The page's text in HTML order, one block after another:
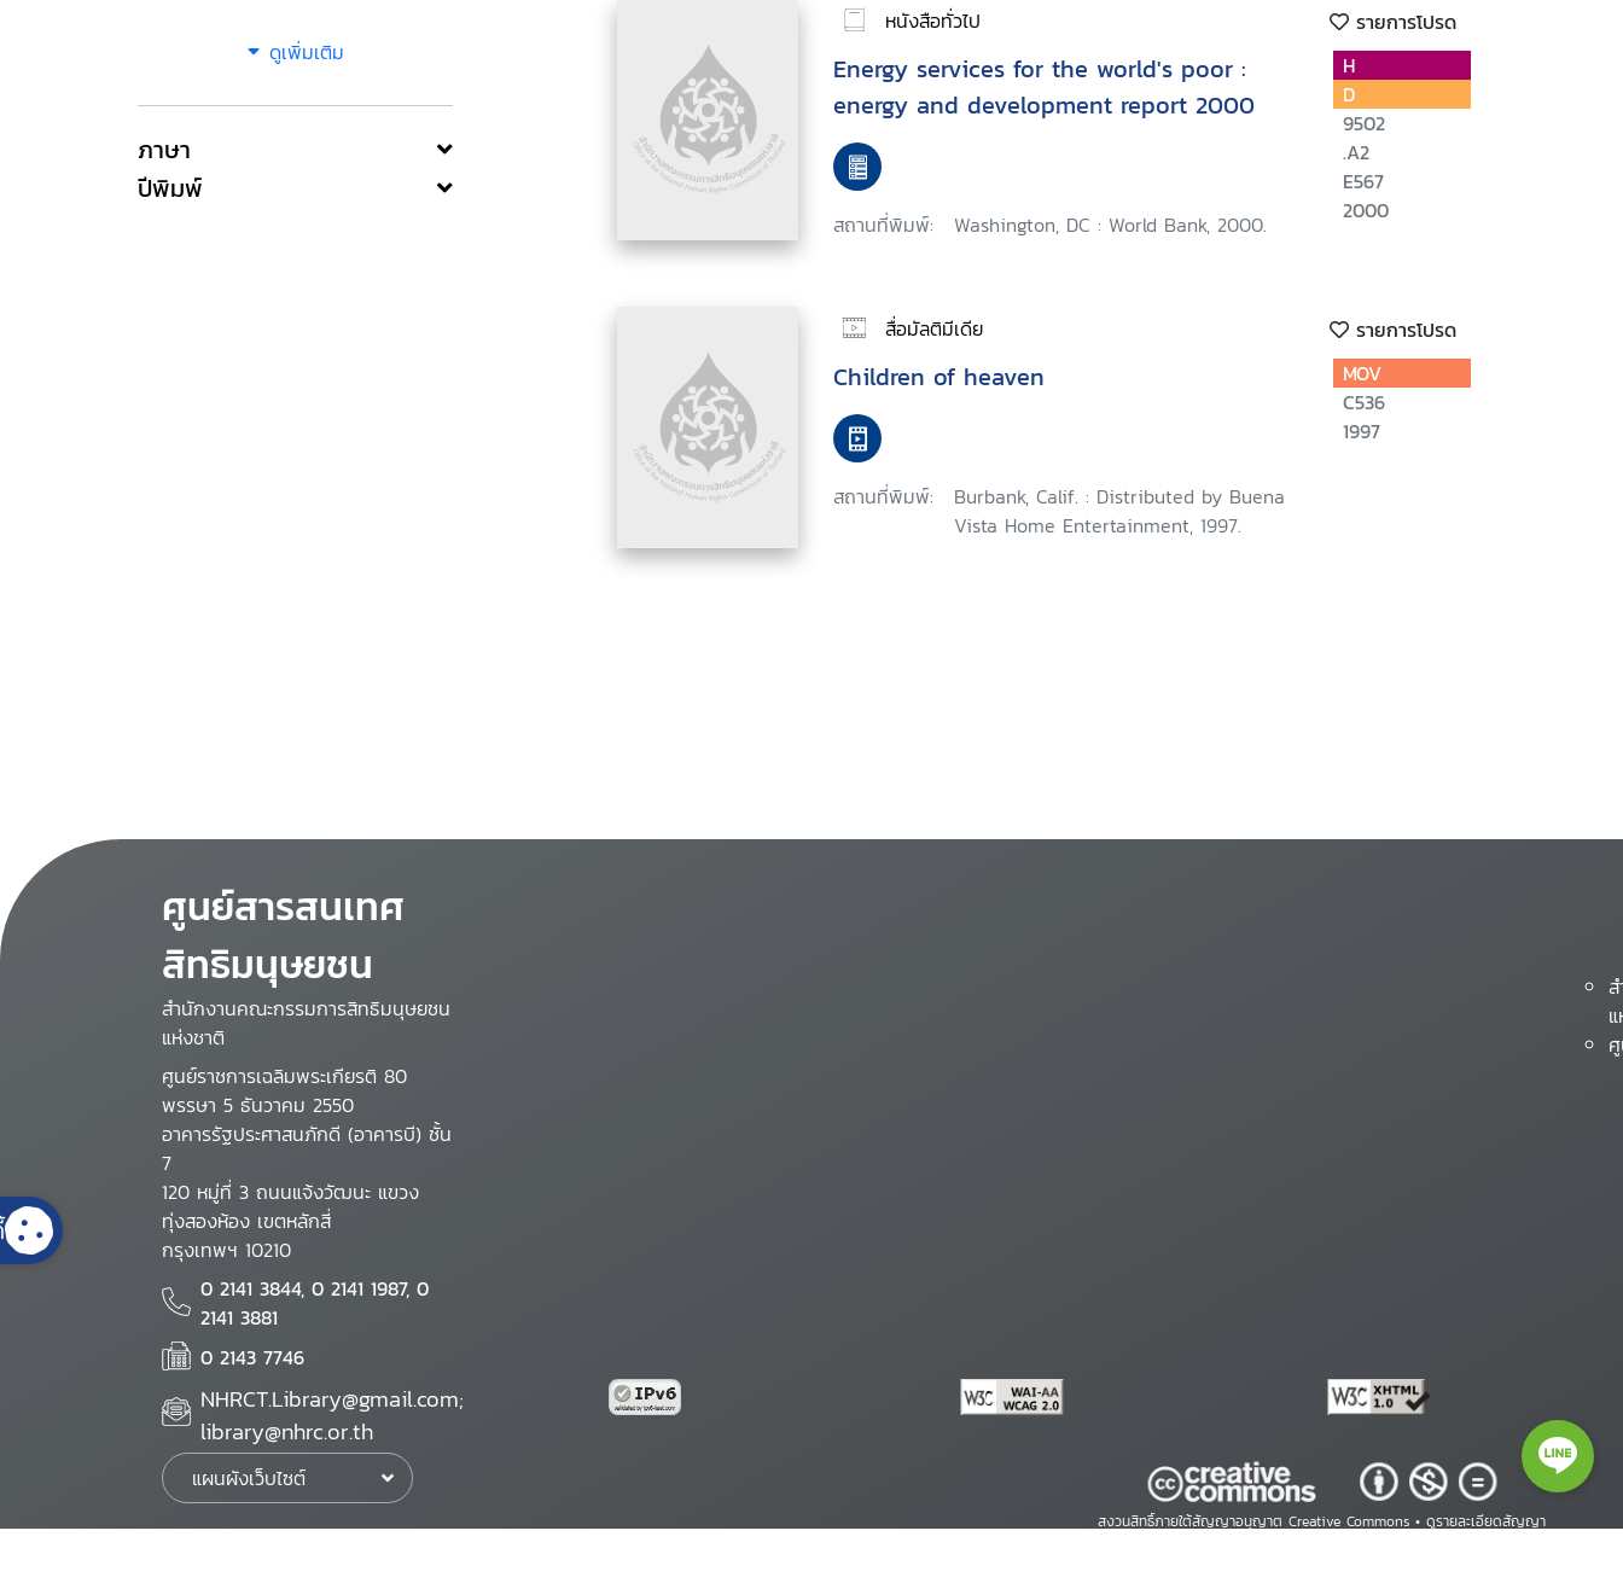
ดูเพิ่มเติม
ภาษา
ปีพิมพ์
หนังสือทั่วไป รายการโปรด
Energy services for the world's poor :
energy and development report 2000
สถานที่พิมพ์: Washington, DC : World Bank, 2000.
H
D
9502
.A2
E567
2000
สื่อมัลติมีเดีย รายการโปรด
Children of heaven
สถานที่พิมพ์:
Burbank, Calif. : Distributed by Buena
Vista Home Entertainment, 1997.
MOV
C536
1997
ศูนย์สารสนเทศ
สิทธิมนุษยชน
สำนักงานคณะกรรมการสิทธิมนุษยชน
แห่งชาติ
ศูนย์ราชการเฉลิมพระเกียรติ 80
พรรษา 5 ธันวาคม 2550
อาคารรัฐประศาสนภักดี (อาคารบี) ชั้น
7
120 หมู่ที่ 3 ถนนแจ้งวัฒนะ แขวง
ทุ่งสองห้อง เขตหลักสี่
กรุงเทพฯ 10210
0 2141 3844, 0 2141 1987, 0
2141 3881
0 2143 7746
NHRCT.Library@gmail.com;
library@nhrc.or.th
แผนผังเว็บไซต์
สงวนสิทธิ์ภายใต้สัญญาอนุญาต Creative Commons •ดูรายละเอียดสัญญา